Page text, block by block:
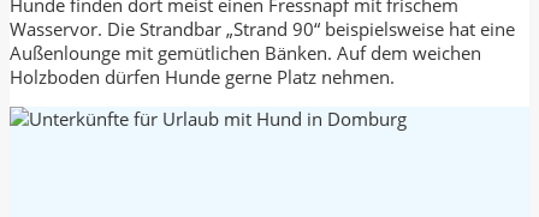
Hunde finden dort meist einen Fressnapf mit frischem
Wasservor. Die Strandbar „Strand 90“ beispielsweise hat eine
Außenlounge mit gemütlichen Bänken. Auf dem weichen
Holzboden dürfen Hunde gerne Platz nehmen.